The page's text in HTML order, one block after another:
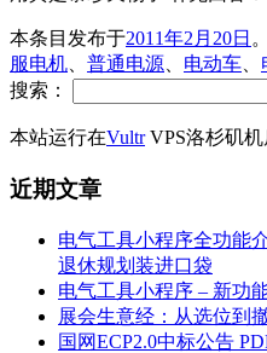
本条目发布于2011年2月20日
服电机
普通电源 电动车
搜索：
本站运行在VultrVPS洛杉矶机
近期文章
电气工具小程序全功能
退休规划装进口袋
电气工具小程序 – 新功
展会生意经：从选位到
国网ECP2.0中标公告